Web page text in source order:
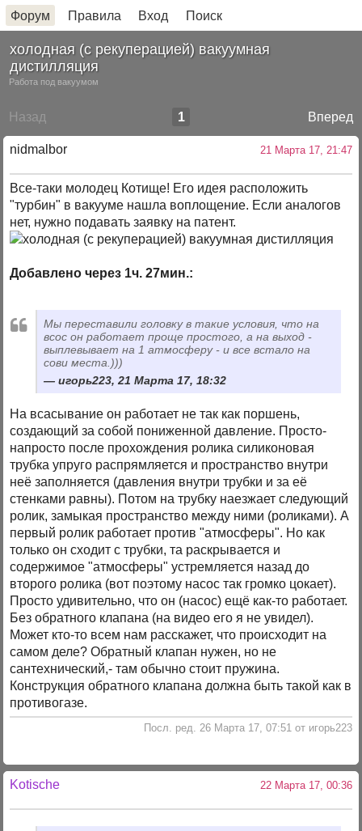
Форум Правила Вход Поиск
холодная (с рекуперацией) вакуумная
дистилляция
Работа под вакуумом
Назад Вперед
1
nidmalbor 21 Марта 17, 21:47
Все-таки молодец Котище! Его идея расположить
"турбин" в вакууме нашла воплощение. Если аналогов
нет, нужно подавать заявку на патент.
Добавлено через 1ч. 27мин.:
Мы переставили головку в такие условия, что на
всос он работает проще простого, а на выход -
выплевывает на 1 атмосферу - и все встало на
сови места.)))
игорь223, 21 Марта 17, 18:32
На всасывание он работает не так как поршень,
создающий за собой пониженной давление. Просто-
напросто после прохождения ролика силиконовая
трубка упруго распрямляется и пространство внутри
неё заполняется (давления внутри трубки и за её
стенками равны). Потом на трубку наезжает следующий
ролик, замыкая пространство между ними (роликами). А
первый ролик работает против "атмосферы". Но как
только он сходит с трубки, та раскрывается и
содержимое "атмосферы" устремляется назад до
второго ролика (вот поэтому насос так громко цокает).
Просто удивительно, что он (насос) ещё как-то работает.
Без обратного клапана (на видео его я не увидел).
Может кто-то всем нам расскажет, что происходит на
самом деле? Обратный клапан нужен, но не
сантехнический,- там обычно стоит пружина.
Конструкция обратного клапана должна быть такой как в
противогазе.
Посл. ред. 26 Марта 17, 07:51 от игорь223
Kotische 22 Марта 17, 00:36